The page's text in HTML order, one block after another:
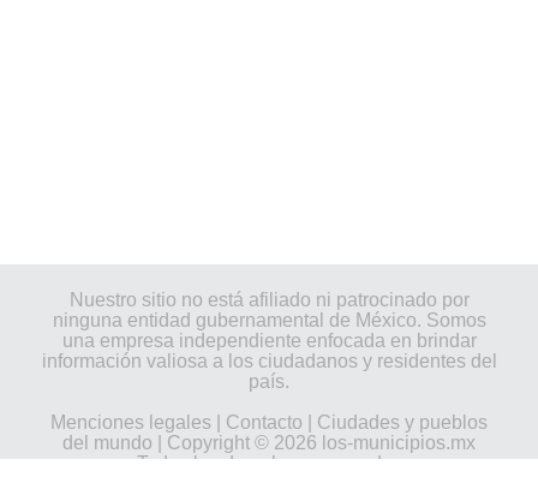
Nuestro sitio no está afiliado ni patrocinado por
ninguna entidad gubernamental de México. Somos
una empresa independiente enfocada en brindar
información valiosa a los ciudadanos y residentes del
país.
Menciones legales
Contacto
Ciudades y pueblos
del mundo | Copyright © 2026 los-municipios.mx
Todos los derechos reservados